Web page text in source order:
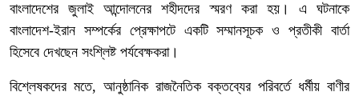
বাংলাদেশের জুলাই আন্দোলনের শহীদদের স্মরণ করা হয়। এ ঘটনাকে
বাংলাদেশ-ইরান সম্পর্কের প্রেক্ষাপটে একটি সম্মানসূচক ও প্রতীকী বার্তা
হিসেবে দেখছেন সংশ্লিষ্ট পর্যবেক্ষকরা।
বিশ্লেষকদের মতে, আনুষ্ঠানিক রাজনৈতিক বক্তব্যের পরিবর্তে ধর্মীয় বাণীর